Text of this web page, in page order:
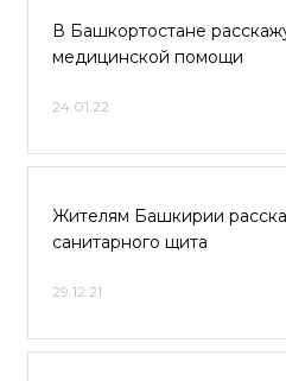
В Башкортостане
медицинской помощи
24.01.22
Жителям Башкирии
санитарного щита
29.12.21